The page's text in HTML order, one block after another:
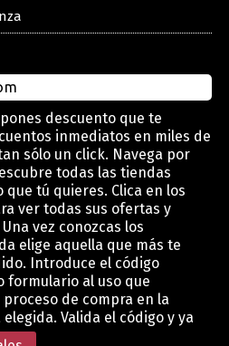
descuento que te
inmediatos en miles de
sólo un click. Navega por
todas las tiendas
tú quieres. Clica en los
ver todas sus ofertas y
vez conozcas los
elige aquella que más te
Introduce el código
formulario al uso que
proceso de compra en la
Valida el código y ya